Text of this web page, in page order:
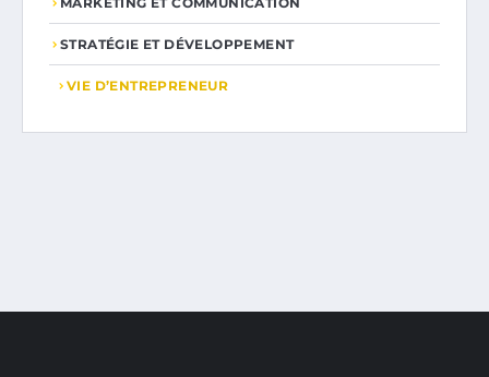
STRATÉGIE ET DÉVELOPPEMENT
VIE D’ENTREPRENEUR